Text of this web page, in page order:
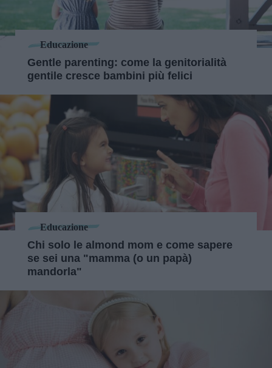
Educazione
Gentle parenting: come la genitorialità
gentile cresce bambini più felici
Educazione
Chi solo le almond mom e come sapere
se sei una "mamma (o un papà)
mandorla"